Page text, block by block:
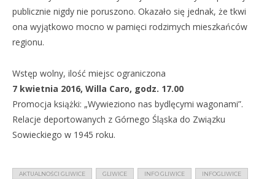
publicznie nigdy nie poruszono. Okazało się jednak, że tkwi
ona wyjątkowo mocno w pamięci rodzimych mieszkańców
regionu.
Wstęp wolny, ilość miejsc ograniczona
7 kwietnia 2016, Willa Caro, godz. 17.00
Promocja książki: „Wywieziono nas bydlęcymi wagonami”.
Relacje deportowanych z Górnego Śląska do Związku
Sowieckiego w 1945 roku.
AKTUALNOŚCI GLIWICE GLIWICE INFO GLIWICE INFOGLIWICE